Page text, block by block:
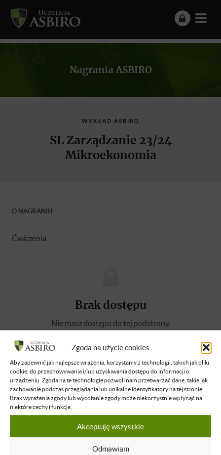
Zgoda na użycie cookies
Aby zapewnić jak najlepsze wrażenia, korzystamy z technologii, takich jak pliki
cookie, do przechowywania i/lub uzyskiwania dostępu do informacji o
urządzeniu. Zgoda na te technologie pozwoli nam przetwarzać dane, takie jak
zachowanie podczas przeglądania lub unikalne identyfikatory na tej stronie.
Brak wyrażenia zgody lub wycofanie zgody może niekorzystnie wpłynąć na
niektóre cechy i funkcje.
Akceptuję wszystkie
Odmawiam
Nagrania ASBIRO
WYKŁAD ASBIRO
SL Zarządzanie 23/24
Mikroekonomia
O NAGRANIU
Ćwiczenia
Brak dostępu
Nie masz dostępu do tej podstrony.
O WYKŁADOWCY
Jakub Juszczak
Jakub Juszczak jest doktorem nauk
prawnych. W swoich badaniach skupia się na
libertarianizmie. Współpracownik Instytutu